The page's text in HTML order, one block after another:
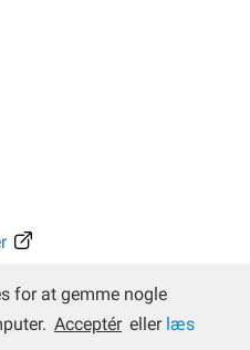
for at gemme nogle
Acceptér eller læs